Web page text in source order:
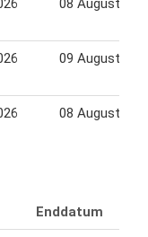
09 August
08 August
Enddatum